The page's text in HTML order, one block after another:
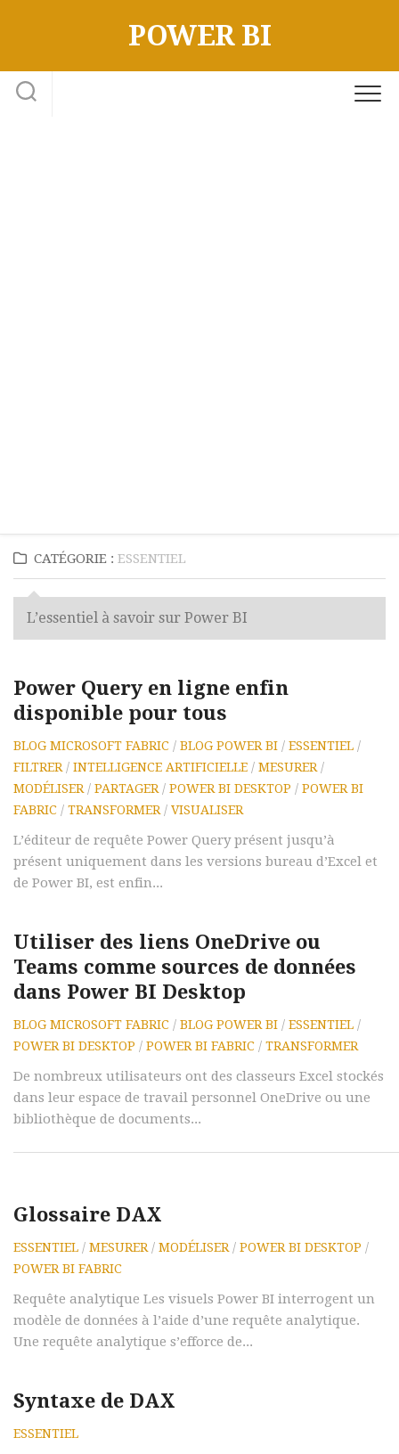
POWER BI
CATÉGORIE : ESSENTIEL
L’essentiel à savoir sur Power BI
Power Query en ligne enfin
disponible pour tous
BLOG MICROSOFT FABRIC / BLOG POWER BI / ESSENTIEL /
FILTRER / INTELLIGENCE ARTIFICIELLE / MESURER /
MODÉLISER / PARTAGER / POWER BI DESKTOP / POWER BI
FABRIC / TRANSFORMER / VISUALISER
L’éditeur de requête Power Query présent jusqu’à
présent uniquement dans les versions bureau d’Excel et
de Power BI, est enfin...
Utiliser des liens OneDrive ou
Teams comme sources de données
dans Power BI Desktop
BLOG MICROSOFT FABRIC / BLOG POWER BI / ESSENTIEL /
POWER BI DESKTOP / POWER BI FABRIC / TRANSFORMER
De nombreux utilisateurs ont des classeurs Excel stockés
dans leur espace de travail personnel OneDrive ou une
bibliothèque de documents...
Glossaire DAX
ESSENTIEL / MESURER / MODÉLISER / POWER BI DESKTOP /
POWER BI FABRIC
Requête analytique Les visuels Power BI interrogent un
modèle de données à l’aide d’une requête analytique.
Une requête analytique s’efforce de...
Syntaxe de DAX
ESSENTIEL